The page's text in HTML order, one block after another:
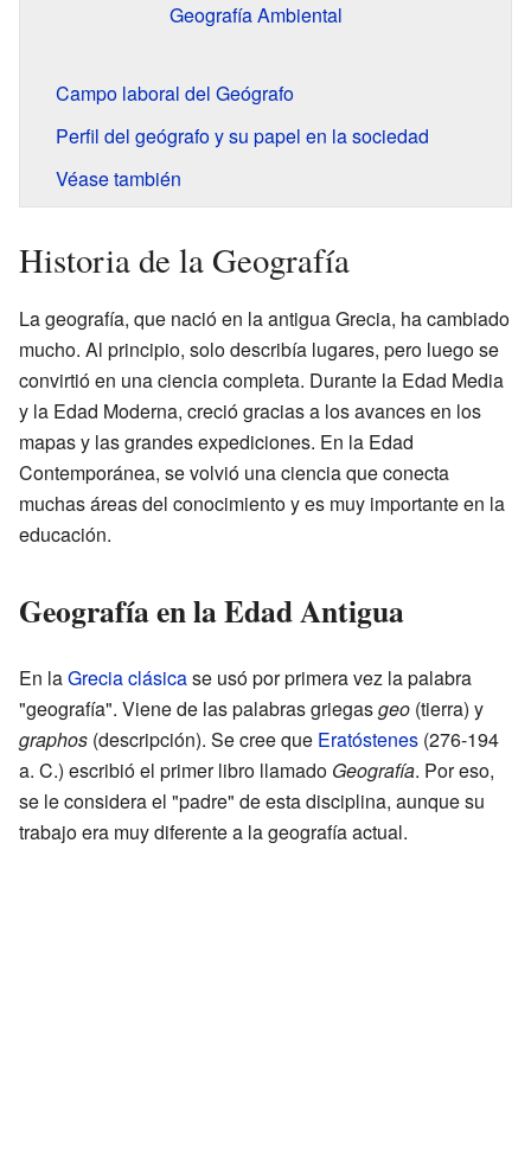
Geografía Ambiental
Campo laboral del Geógrafo
Perfil del geógrafo y su papel en la sociedad
Véase también
Historia de la Geografía
La geografía, que nació en la antigua Grecia, ha cambiado
mucho. Al principio, solo describía lugares, pero luego se
convirtió en una ciencia completa. Durante la Edad Media
y la Edad Moderna, creció gracias a los avances en los
mapas y las grandes expediciones. En la Edad
Contemporánea, se volvió una ciencia que conecta
muchas áreas del conocimiento y es muy importante en la
educación.
Geografía en la Edad Antigua
En laGrecia clásicase usó por primera vez la palabra
"geografía". Viene de las palabras griegasgeo (tierra) y
graphos (descripción). Se cree que Eratóstenes (276-194
a. C.) escribió el primer libro llamado Geografía. Por eso,
se le considera el "padre" de esta disciplina, aunque su
trabajo era muy diferente a la geografía actual.